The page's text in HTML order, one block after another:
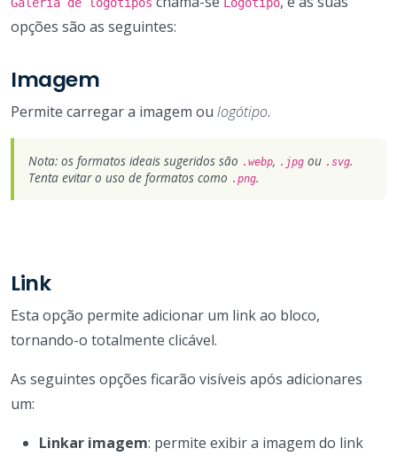
opções são as seguintes:
Imagem
Permite carregar a imagem ou logótipo.
Nota: os formatos ideais sugeridos são .webp, .jpg ou .svg.
Tenta evitar o uso de formatos como .png.
Link
Esta opção permite adicionar um link ao bloco,
tornando-o totalmente clicável.
As seguintes opções ficarão visíveis após adicionares
um:
Linkar imagem: permite exibir a imagem do link